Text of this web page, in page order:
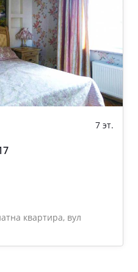
7 эт.
квартира, вул